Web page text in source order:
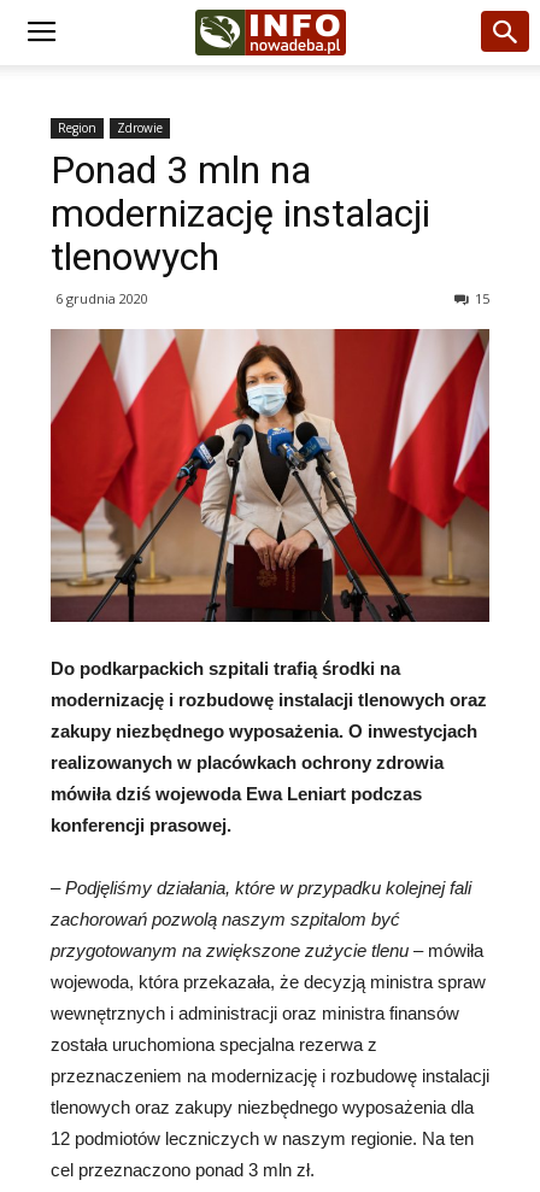
Region Zdrowie
Ponad 3 mln na
modernizację instalacji
tlenowych
6 grudnia 2020 15
Do podkarpackich szpitali trafią środki na
modernizację i rozbudowę instalacji tlenowych oraz
zakupy niezbędnego wyposażenia. O inwestycjach
realizowanych w placówkach ochrony zdrowia
mówiła dziś wojewoda Ewa Leniart podczas
konferencji prasowej.
–Podjęliśmy działania, które w przypadku kolejnej fali
zachorowań pozwolą naszym szpitalom być
przygotowanym na zwiększone zużycie tlenu – mówiła
wojewoda, która przekazała, że decyzją ministra spraw
wewnętrznych i administracji oraz ministra finansów
została uruchomiona specjalna rezerwa z
przeznaczeniem na modernizację i rozbudowę instalacji
tlenowych oraz zakupy niezbędnego wyposażenia dla
12 podmiotów leczniczych w naszym regionie. Na ten
cel przeznaczono ponad 3 mln zł.